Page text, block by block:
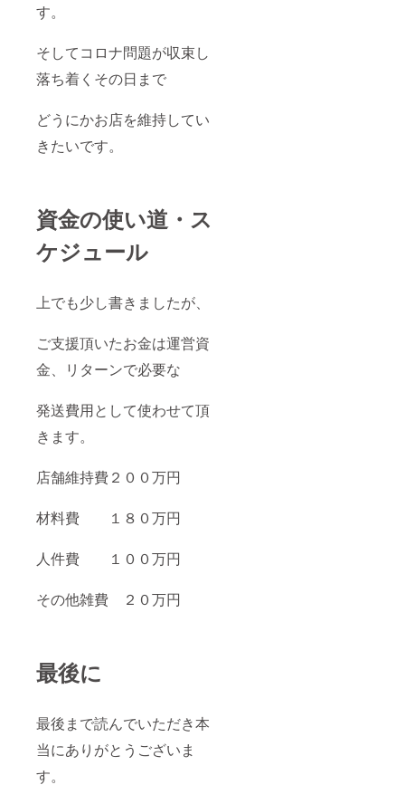
す。
そしてコロナ問題が収束し
落ち着くその日まで
どうにかお店を維持してい
きたいです。
資金の使い道・ス
ケジュール
上でも少し書きましたが、
ご支援頂いたお金は運営資
金、リターンで必要な
発送費用として使わせて頂
きます。
店舗維持費２００万円
材料費 １８０万円
人件費 １００万円
その他雑費 ２０万円
最後に
最後まで読んでいただき本
当にありがとうございま
す。